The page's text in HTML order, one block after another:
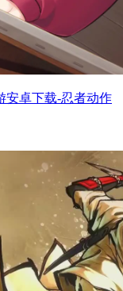
安卓下载-忍者动作